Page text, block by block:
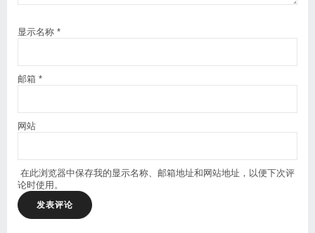
显示名称 *
邮箱 *
网站
在此浏览器中保存我的显示名称、邮箱地址和网站地址，以便下次评
论时使用。